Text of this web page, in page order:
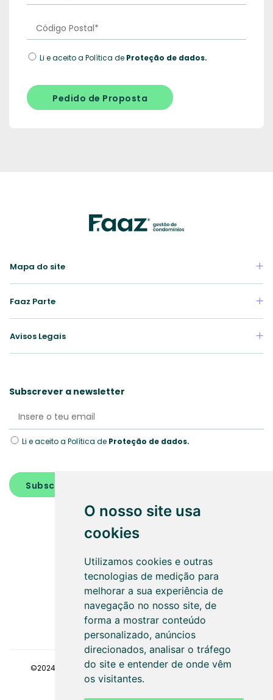
O nosso site usa
cookies
Utilizamos cookies e outras
tecnologias de medição para
melhorar a sua experiência de
navegação no nosso site, de
forma a mostrar conteúdo
personalizado, anúncios
direcionados, analisar o tráfego
do site e entender de onde vêm
os visitantes.
Li e aceito a Política de Proteção de dados.
Pedido de Proposta
Mapa do site
Faaz Parte
Avisos Legais
Subscrever a newsletter
Li e aceito a Política de Proteção de dados.
Subscrever
SEGUE-NOS
©2024 Faaz - Gestão de condomínios. Todos os direitos
reservados